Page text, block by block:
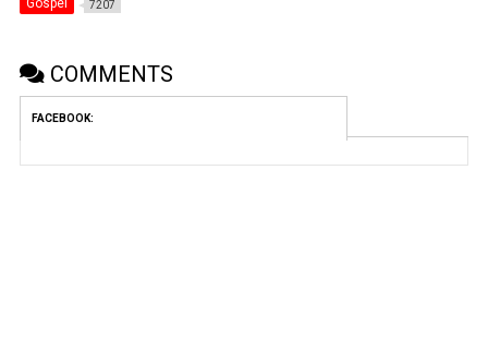
7207
COMMENTS
FACEBOOK: